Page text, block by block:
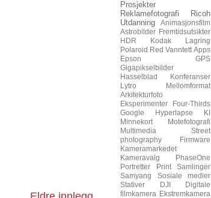
Prosjekter
Reklamefotografi
Ricoh
Utdanning
Animasjonsfilm
Astrobilder Fremtidsutsikter
HDR
Kodak
Lagring
Polaroid Red Vanntett Apps
Epson
GPS
Gigapikselbilder
Hasselblad
Konferanser
Lytro
Mellomformat
Arkitekturfoto
Eksperimenter
Four-Thirds
Google
Hyperlapse
KI
Minnekort
Motefotografi
Multimedia
Street
photography
Firmware
Kameramarkedet
Kameravalg
PhaseOne
Portretter
Print
Samlinger
Samyang
Sosiale medier
Stativer
DJI
Digitale
filmkamera Ekstremkamera